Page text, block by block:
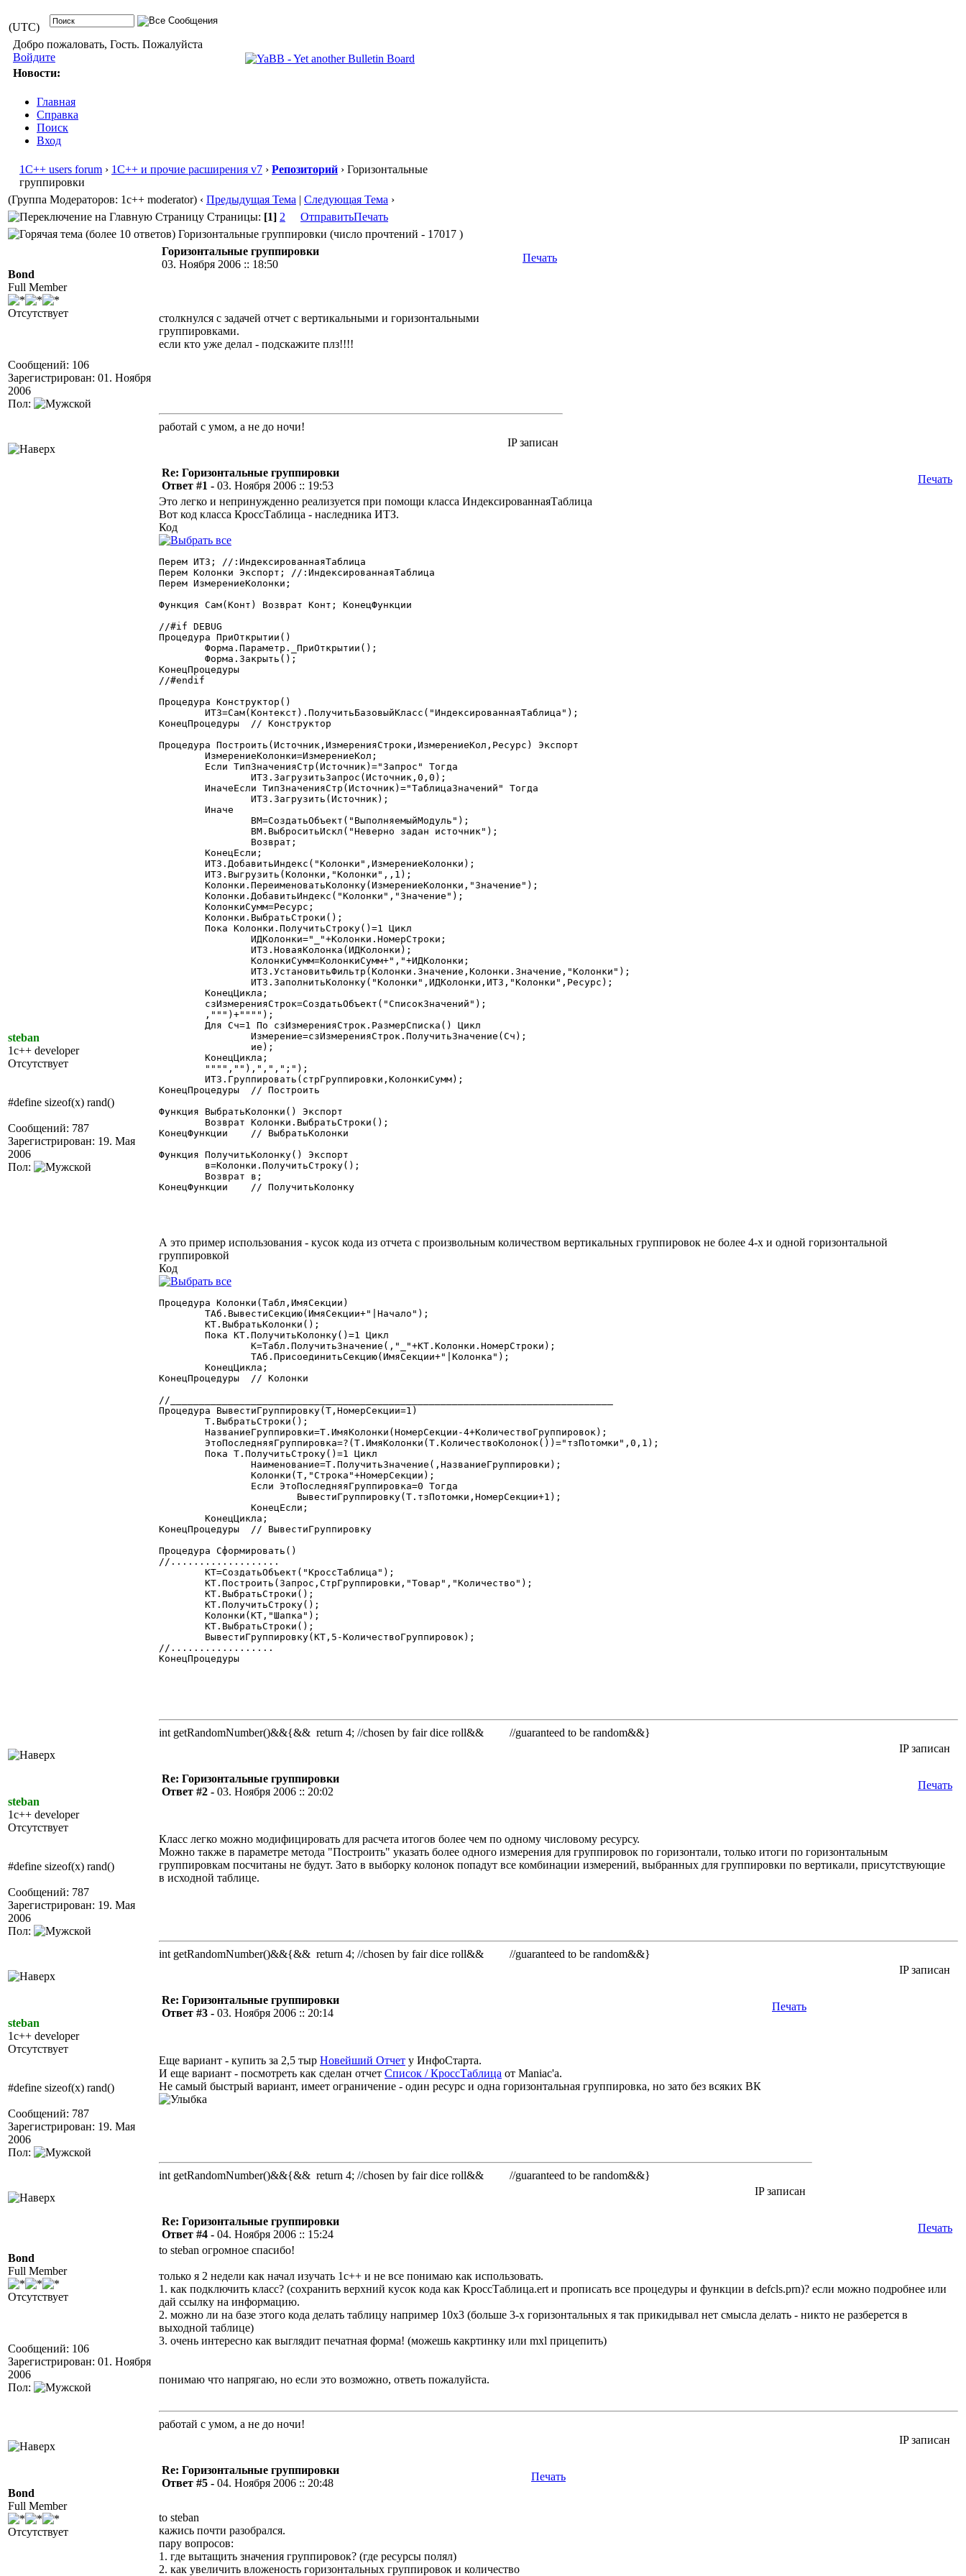
(UTC)
Добро пожаловать, Гость. Пожалуйста
Войдите
Новости:
Главная
Справка
Поиск
Вход
1С++ users forum › 1С++ и прочие расширения v7 › Репозиторий › Горизонтальные
группировки
(Группа Модераторов: 1c++ moderator) ‹ Предыдущая Тема | Следующая Тема ›
Страницы: [1] 2 ОтправитьПечать
Горизонтальные группировки (число прочтений - 17017 )
Bond
Full Member
Отсутствует
Сообщений: 106
Зарегистрирован: 01. Ноября
2006
Пол:
Горизонтальные группировки
03. Ноября 2006 :: 18:50
Печать
столкнулся с задачей отчет с вертикальными и горизонтальными
группировками.
если кто уже делал - подскажите плз!!!!
работай с умом, а не до ночи!
IP записан
steban
1c++ developer
Отсутствует
#define sizeof(x) rand()
Сообщений: 787
Зарегистрирован: 19. Мая
2006
Пол:
Re: Горизонтальные группировки
Ответ #1 - 03. Ноября 2006 :: 19:53
Печать
Это легко и непринужденно реализуется при помощи класса ИндексированнаяТаблица
Вот код класса КроссТаблица - наследника ИТЗ.
Код
Перем ИТЗ; //:ИндексированнаяТаблица
Перем Колонки Экспорт; //:ИндексированнаяТаблица
Перем ИзмерениеКолонки;
Функция Сам(Конт) Возврат Конт; КонецФункции
//#if DEBUG
Процедура ПриОткрытии()
КонецПроцедуры
//#endif
Процедура Конструктор()
КонецПроцедуры	// Конструктор
Процедура Построить(Источник,ИзмеренияСтроки,ИзмерениеКол,Ресурс) Экспорт
КонецПроцедуры	// Построить
Функция ВыбратьКолонки() Экспорт
КонецФункции	// ВыбратьКолонки
Функция ПолучитьКолонку() Экспорт
КонецФункции	// ПолучитьКолонку
А это пример использования - кусок кода из отчета с произвольным количеством вертикальных группировок не более 4-х и одной горизонтальной
группировкой
Код
Процедура Колонки(Табл,ИмяСекции)
КонецПроцедуры	// Колонки
//_____________________________________________________________________________
Процедура ВывестиГруппировку(Т,НомерСекции=1)
КонецПроцедуры	// ВывестиГруппировку
Процедура Сформировать()
//...................
//..................
КонецПроцедуры
int getRandomNumber()&&{&& return 4; //chosen by fair dice roll&& //guaranteed to be random&&}
IP записан
steban
1c++ developer
Отсутствует
#define sizeof(x) rand()
Сообщений: 787
Зарегистрирован: 19. Мая
2006
Пол:
Re: Горизонтальные группировки
Ответ #2 - 03. Ноября 2006 :: 20:02
Печать
Класс легко можно модифицировать для расчета итогов более чем по одному числовому ресурсу.
Можно также в параметре метода "Построить" указать более одного измерения для группировок по горизонтали, только итоги по горизонтальным
группировкам посчитаны не будут. Зато в выборку колонок попадут все комбинации измерений, выбранных для группировки по вертикали, присутствующие
в исходной таблице.
int getRandomNumber()&&{&& return 4; //chosen by fair dice roll&& //guaranteed to be random&&}
IP записан
steban
1c++ developer
Отсутствует
#define sizeof(x) rand()
Сообщений: 787
Зарегистрирован: 19. Мая
2006
Пол:
Re: Горизонтальные группировки
Ответ #3 - 03. Ноября 2006 :: 20:14
Печать
Еще вариант - купить за 2,5 тыр Новейший Отчет у ИнфоСтарта.
И еще вариант - посмотреть как сделан отчет Список / КроссТаблица от Maniac'а.
Не самый быстрый вариант, имеет ограничение - один ресурс и одна горизонтальная группировка, но зато без всяких ВК
int getRandomNumber()&&{&& return 4; //chosen by fair dice roll&& //guaranteed to be random&&}
IP записан
Bond
Full Member
Отсутствует
Сообщений: 106
Зарегистрирован: 01. Ноября
2006
Пол:
Re: Горизонтальные группировки
Ответ #4 - 04. Ноября 2006 :: 15:24
Печать
to steban огромное спасибо!
только я 2 недели как начал изучать 1с++ и не все понимаю как использовать.
1. как подключить класс? (сохранить верхний кусок кода как КроссТаблица.ert и прописать все процедуры и функции в defcls.prn)? если можно подробнее или
дай ссылку на информацию.
2. можно ли на базе этого кода делать таблицу например 10х3 (больше 3-х горизонтальных я так прикидывал нет смысла делать - никто не разберется в
выходной таблице)
3. очень интересно как выглядит печатная форма! (можешь какртинку или mxl прицепить)
понимаю что напрягаю, но если это возможно, ответь пожалуйста.
работай с умом, а не до ночи!
IP записан
Bond
Full Member
Отсутствует
Re: Горизонтальные группировки
Ответ #5 - 04. Ноября 2006 :: 20:48
Печать
to steban
кажись почти разобрался.
пару вопросов:
1. где вытащить значения группировок? (где ресурсы полял)
2. как увеличить вложеность горизонтальных группировок и количество